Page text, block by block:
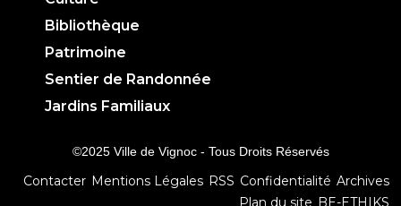
Bibliothèque
Patrimoine
Sentier de Randonnée
Jardins Familiaux
©2025 Ville de Vignoc - Tous Droits Réservés
Contacter Mentions Légales RSS Confidentialité Archives
Plan du site BE-ETHIKS